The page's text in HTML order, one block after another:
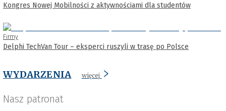
Kongres Nowej Mobilności z aktywnościami dla studentów
Firmy
Delphi TechVan Tour – eksperci ruszyli w trasę po Polsce
WYDARZENIA więcej
Nasz patronat